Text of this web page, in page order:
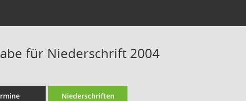
für Niederschrift 2004
Niederschriften